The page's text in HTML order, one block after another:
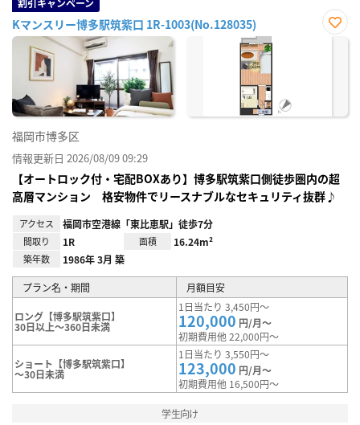
Kマンスリー博多駅筑紫口 1R-1003(No.128035)
お気
福岡市博多区
情報更新日 2026/08/09 09:29
【オートロック付・宅配BOXあり】博多駅筑紫口側徒歩圏内の超
高層マンション 格安物件でリースナブルなセキュリティ抜群♪
アクセス 福岡市空港線「東比恵駅」徒歩7分
間取り 1R 面積 16.24m²
築年数 1986年 3月 築
プラン名・期間 月額目安
ロング【博多駅筑紫口】
30日以上～360日未満
1日当たり 3,450円～
120,000 円/月～
初期費用他 22,000円～
ショート【博多駅筑紫口】
～30日未満
1日当たり 3,550円～
123,000 円/月～
初期費用他 16,500円～
学生向け